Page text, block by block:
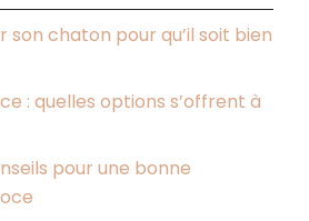
chaton pour qu’il soit bien
: quelles options s’offrent à
pour une bonne